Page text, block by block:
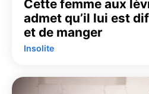
Cette femme aux
admet qu’il lui est
et de manger
Insolite